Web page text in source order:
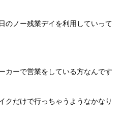
のノー残業デイを利用していって
カーで営業をしている方なんです
クだけで行っちゃうようなかなり